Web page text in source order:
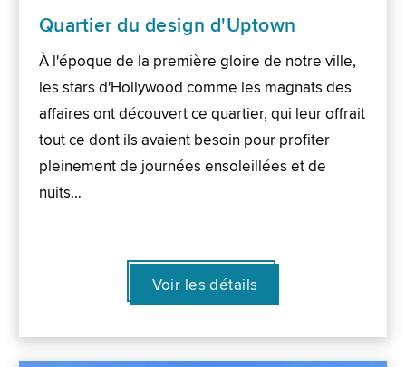
Quartier du design d'Uptown
À l'époque de la première gloire de notre ville,
les stars d'Hollywood comme les magnats des
affaires ont découvert ce quartier, qui leur offrait
tout ce dont ils avaient besoin pour profiter
pleinement de journées ensoleillées et de
nuits…
Voir les détails